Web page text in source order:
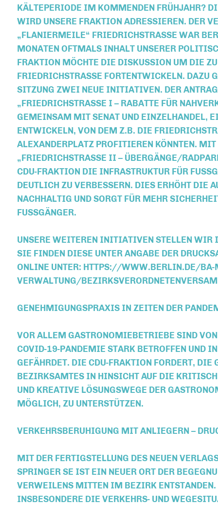
KÄLTEPERIODE IM KOMMENDEN FRÜHJAHR?
WIRD UNSERE FRAKTION ADRESSIEREN. DER
FLANIERMEILE“ FRIEDRICHSTRASSE WAR
ONATEN OFTMALS INHALT UNSERER
RAKTION MÖCHTE DIE DISKUSSION UM DIE
RIEDRICHSTRASSE FORTENTWICKELN. DAZU
TZUNG ZWEI NEUE INITIATIVEN. DER ANTRAG
RIEDRICHSTRASSE I – RABATTE FÜR
EINSAM MIT SENAT UND EINZELHANDEL, EIN
WICKELN, VON DEM Z.B. DIE
ANDERPLATZ PROFITIEREN KÖNNTEN. MIT
EDRICHSTRASSE II – ÜBERGÄNGE/
RAKTION DIE INFRASTRUKTUR FÜR
CH ZU VERBESSERN. DIES ERHÖHT DIE
LTIG UND SORGT FÜR MEHR SICHERHEIT
GER.
UNSERE WEITEREN INITIATIVEN STELLEN WIR
SIE FINDEN DIESE UNTER ANGABE DER
ONLINE UNTER: HTTPS://WWW.BERLIN.DE/
VERWALTUNG/
GENEHMIGUNGSPRAXIS IN ZEITEN DER
VOR ALLEM GASTRONOMIEBETRIEBE SIND
COVID-19-PANDEMIE STARK BETROFFEN UND
GEFÄHRDET. DIE CDU-FRAKTION FORDERT,
BEZIRKSAMTES IN HINSICHT AUF DIE
UND KREATIVE LÖSUNGSWEGE DER
MÖGLICH, ZU UNTERSTÜTZEN.
VERKEHRSBERUHIGUNG MIT ANLIEGERN –
MIT DER FERTIGSTELLUNG DES NEUEN
SPRINGER SE IST EIN NEUER ORT DER
VERWEILENS MITTEN IM BEZIRK ENTSTANDEN.
INSBESONDERE DIE VERKEHRS- UND